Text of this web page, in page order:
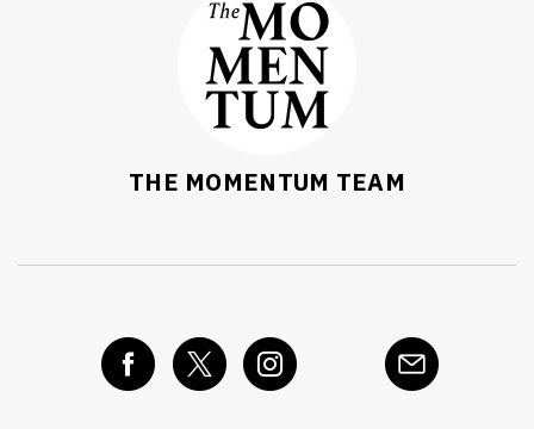
THE MOMENTUM TEAM